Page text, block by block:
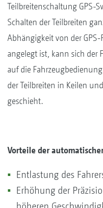
Teilbreitenschaltung GPS-
Schalten der Teilbreiten
Abhängigkeit von der
angelegt ist, kann sich der
auf die
der Teilbreiten in Keilen
geschieht.
Vorteile der
Entlastung des
Erhöhung der